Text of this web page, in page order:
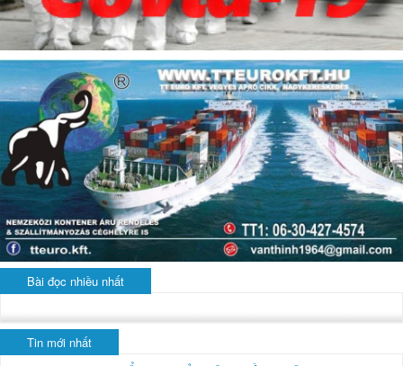
Bài đọc nhiều nhất
Tin mới nhất